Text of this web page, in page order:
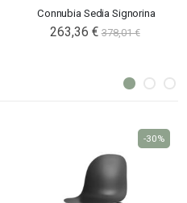
Connubia Sedia Signorina
263,36 € 378,01 €
-30%